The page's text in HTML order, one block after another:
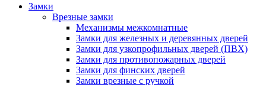
Замки
Врезные замки
Механизмы межкомнатные
Замки для железных и деревянных дверей
Замки для узкопрофильных дверей (ПВХ)
Замки для противопожарных дверей
Замки для финских дверей
Замки врезные с ручкой